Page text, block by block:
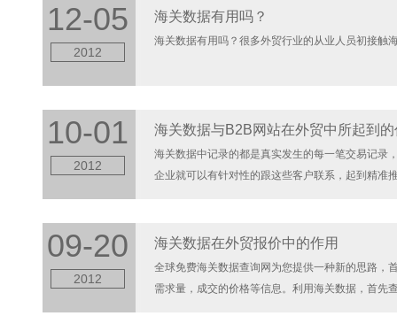
12-05
2012
海关数据有用吗？
海关数据有用吗？很多外贸行业的从业人员初接触
10-01
2012
海关数据与B2B网站在外贸中所起到
海关数据中记录的都是真实发生的每一笔交易记录
企业就可以有针对性的跟这些客户联系，起到精准
09-20
2012
海关数据在外贸报价中的作用
全球免费海关数据查询网为您提供一种新的思路，
需求量，成交的价格等信息。利用海关数据，首先